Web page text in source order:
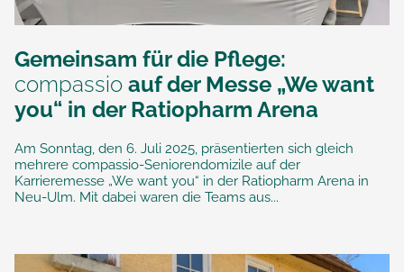
Gemeinsam für die Pflege:
compassio auf der Messe „We want
you“ in der Ratiopharm Arena
Am Sonntag, den 6. Juli 2025, präsentierten sich gleich
mehrere compassio-Seniorendomizile auf der
Karrieremesse „We want you“ in der Ratiopharm Arena in
Neu-Ulm. Mit dabei waren die Teams aus...